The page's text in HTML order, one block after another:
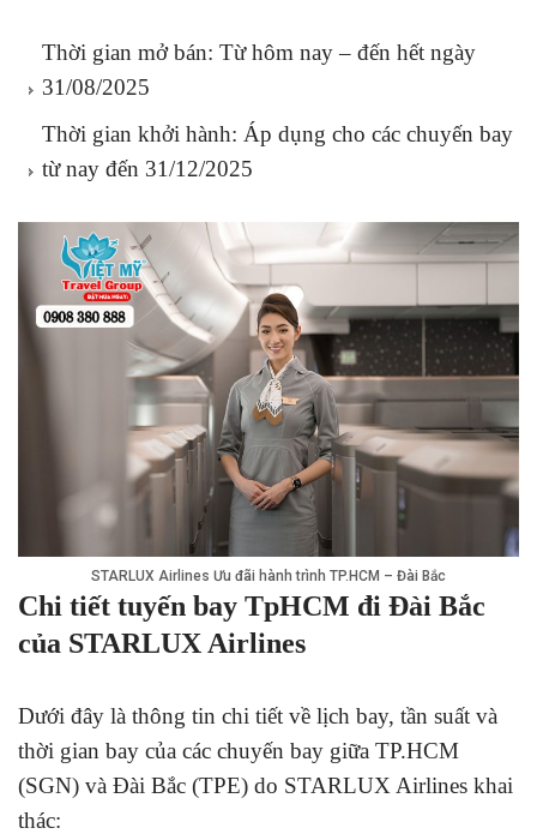
Thời gian mở bán: Từ hôm nay – đến hết ngày
31/08/2025
Thời gian khởi hành: Áp dụng cho các chuyến bay
từ nay đến 31/12/2025
STARLUX Airlines Ưu đãi hành trình TP.HCM – Đài Bắc
Chi tiết tuyến bay TpHCM đi Đài Bắc
của STARLUX Airlines
Dưới đây là thông tin chi tiết về lịch bay, tần suất và
thời gian bay của các chuyến bay giữa TP.HCM
(SGN) và Đài Bắc (TPE) do STARLUX Airlines khai
thác: